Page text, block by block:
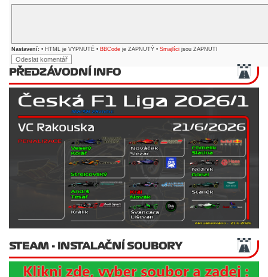
Nastavení: • HTML je VYPNUTÉ • BBCode je ZAPNUTÝ • Smajlíci jsou ZAPNUTI
PŘEDZÁVODNÍ INFO
STEAM - INSTALAČNÍ SOUBORY